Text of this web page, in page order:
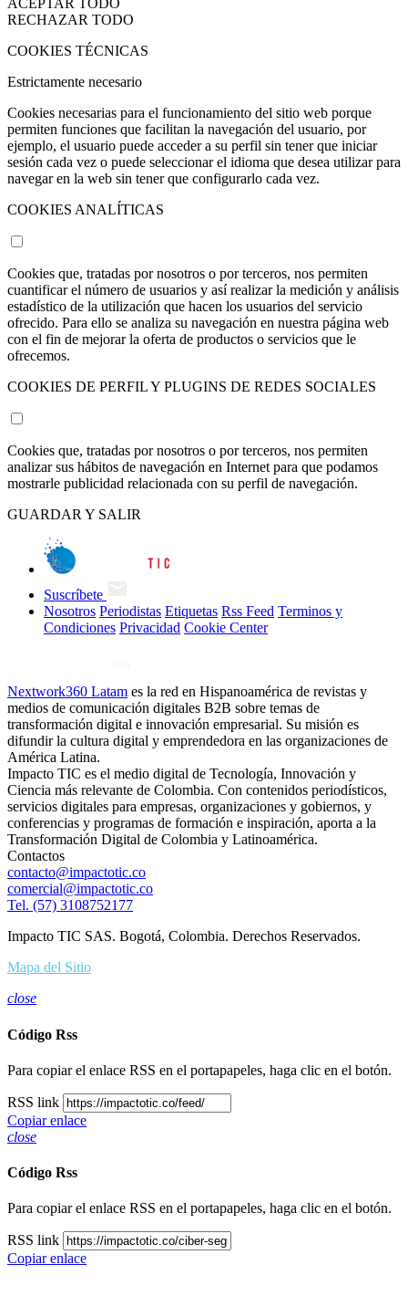
ACEPTAR TODO
RECHAZAR TODO
COOKIES TÉCNICAS
Estrictamente necesario
Cookies necesarias para el funcionamiento del sitio web porque
permiten funciones que facilitan la navegación del usuario, por
ejemplo, el usuario puede acceder a su perfil sin tener que iniciar
sesión cada vez o puede seleccionar el idioma que desea utilizar para
navegar en la web sin tener que configurarlo cada vez.
COOKIES ANALÍTICAS
Cookies que, tratadas por nosotros o por terceros, nos permiten
cuantificar el número de usuarios y así realizar la medición y análisis
estadístico de la utilización que hacen los usuarios del servicio
ofrecido. Para ello se analiza su navegación en nuestra página web
con el fin de mejorar la oferta de productos o servicios que le
ofrecemos.
COOKIES DE PERFIL Y PLUGINS DE REDES SOCIALES
Cookies que, tratadas por nosotros o por terceros, nos permiten
analizar sus hábitos de navegación en Internet para que podamos
mostrarle publicidad relacionada con su perfil de navegación.
GUARDAR Y SALIR
Suscríbete
Nosotros Periodistas Etiquetas Rss Feed Terminos y
Condiciones Privacidad Cookie Center
Nextwork360 Latam es la red en Hispanoamérica de revistas y
medios de comunicación digitales B2B sobre temas de
transformación digital e innovación empresarial. Su misión es
difundir la cultura digital y emprendedora en las organizaciones de
América Latina.
Impacto TIC es el medio digital de Tecnología, Innovación y
Ciencia más relevante de Colombia. Con contenidos periodísticos,
servicios digitales para empresas, organizaciones y gobiernos, y
conferencias y programas de formación e inspiración, aporta a la
Transformación Digital de Colombia y Latinoamérica.
Contactos
contacto@impactotic.co
comercial@impactotic.co
Tel. (57) 3108752177
Impacto TIC SAS. Bogotá, Colombia. Derechos Reservados.
Mapa del Sitio
close
Código Rss
Para copiar el enlace RSS en el portapapeles, haga clic en el botón.
RSS link
Copiar enlace
close
Código Rss
Para copiar el enlace RSS en el portapapeles, haga clic en el botón.
RSS link
Copiar enlace